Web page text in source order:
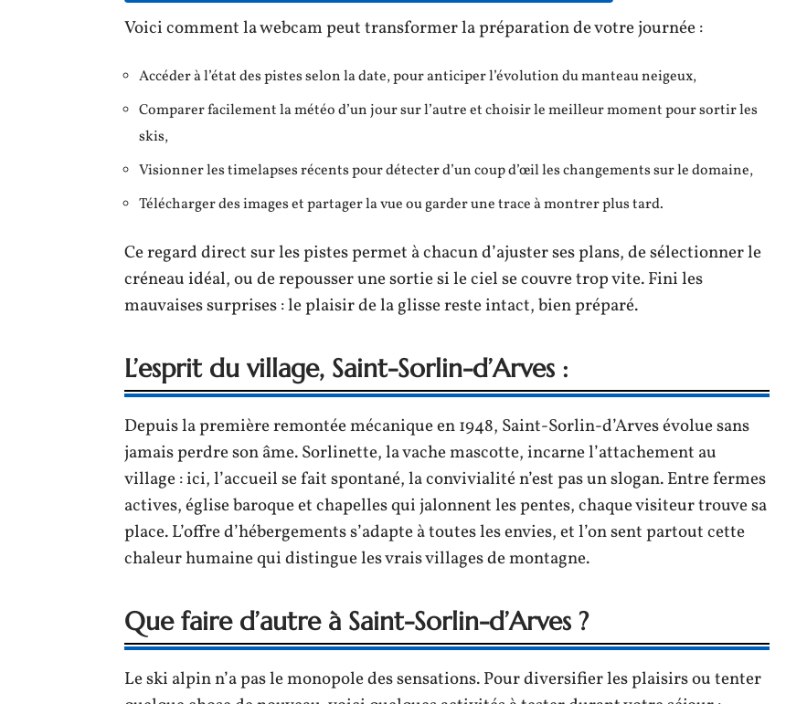
Voici comment la webcam peut transformer la préparation de votre journée :
Accéder à l’état des pistes selon la date, pour anticiper l’évolution du manteau neigeux,
Comparer facilement la météo d’un jour sur l’autre et choisir le meilleur moment pour sortir les
skis,
Visionner les timelapses récents pour détecter d’un coup d’œil les changements sur le domaine,
Télécharger des images et partager la vue ou garder une trace à montrer plus tard.
Ce regard direct sur les pistes permet à chacun d’ajuster ses plans, de sélectionner le
créneau idéal, ou de repousser une sortie si le ciel se couvre trop vite. Fini les
mauvaises surprises : le plaisir de la glisse reste intact, bien préparé.
L’esprit du village, Saint-Sorlin-d’Arves :
Depuis la première remontée mécanique en 1948, Saint-Sorlin-d’Arves évolue sans
jamais perdre son âme. Sorlinette, la vache mascotte, incarne l’attachement au
village : ici, l’accueil se fait spontané, la convivialité n’est pas un slogan. Entre fermes
actives, église baroque et chapelles qui jalonnent les pentes, chaque visiteur trouve sa
place. L’offre d’hébergements s’adapte à toutes les envies, et l’on sent partout cette
chaleur humaine qui distingue les vrais villages de montagne.
Que faire d’autre à Saint-Sorlin-d’Arves ?
Le ski alpin n’a pas le monopole des sensations. Pour diversifier les plaisirs ou tenter